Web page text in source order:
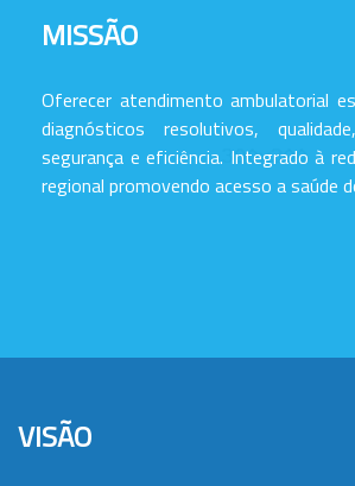
MISSÃO
Oferecer atendimento ambulatorial
diagnósticos resolutivos,
segurança e eficiência. Integrado à
regional promovendo acesso a saúde
VISÃO